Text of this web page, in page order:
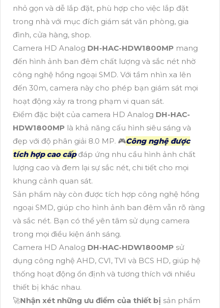
nhỏ gọn và dễ lắp đặt, phù hợp cho việc lắp đặt
trong nhà với mục đích giám sát văn phòng, gia
đình, cửa hàng, shop.
Camera HD Analog DH-HAC-HDW1800MP mang
đến hình ảnh ban đêm chất lượng và sắc nét nhờ
công nghệ hồng ngoại SMD. Với tầm nhìn xa lên
đến 30m, camera này cho phép bạn giám sát mọi
hoạt động xảy ra trong phạm vi quan sát.
Điểm đặc biệt của camera HD Analog DH-HAC-
HDW1800MP là khả năng cấu hình siêu sáng và
đẹp với độ phân giải 8.0 MP. 🎮Công nghệ được
tích hợp cao cấpđáp ứng nhu cầu hình ảnh chất
lượng cao và đem lại sự sắc nét, chi tiết cho mọi
khung cảnh quan sát.
Sản phẩm này còn được tích hợp công nghệ hồng
ngoại SMD, giúp cho hình ảnh ban đêm vẫn rõ ràng
và sắc nét. Bạn có thể yên tâm sử dụng camera
trong mọi điều kiện ánh sáng.
Camera HD Analog DH-HAC-HDW1800MP sử
dụng công nghệ AHD, CVI, TVI và BCS HD, giúp hệ
thống hoạt động ổn định và tương thích với nhiều
thiết bị khác nhau.
🚀Nhận xét những ưu điểm của thiết bị sản phẩm